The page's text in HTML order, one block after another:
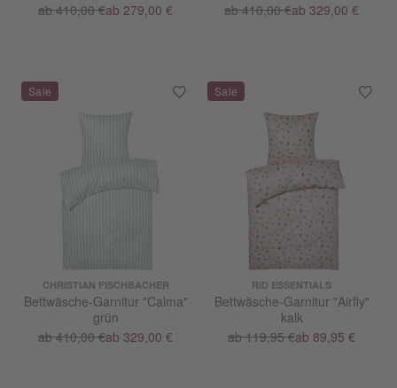
ab 410,00 €ab 279,00 €
ab 410,00 €ab 329,00 €
CHRISTIAN FISCHBACHER
Bettwäsche-Garnitur "Calma"
grün
ab 410,00 €ab 329,00 €
RID ESSENTIALS
Bettwäsche-Garnitur "Airfly"
kalk
ab 119,95 €ab 89,95 €